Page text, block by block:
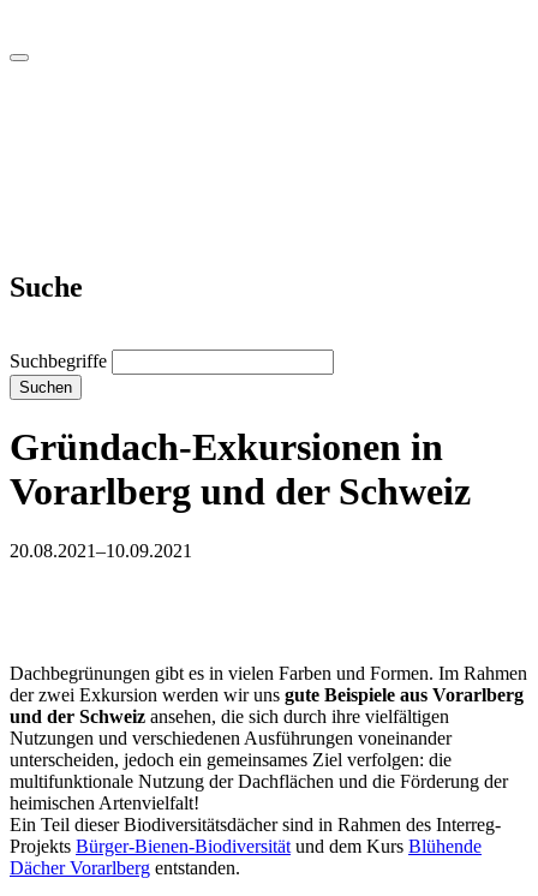
Suche
Suchbegriffe
Suchen
Gründach-Exkursionen in
Vorarlberg und der Schweiz
20.08.2021–10.09.2021
Dachbegrünungen gibt es in vielen Farben und Formen. Im Rahmen
der zwei Exkursion werden wir uns gute Beispiele aus Vorarlberg
und der Schweiz ansehen, die sich durch ihre vielfältigen
Nutzungen und verschiedenen Ausführungen voneinander
unterscheiden, jedoch ein gemeinsames Ziel verfolgen: die
multifunktionale Nutzung der Dachflächen und die Förderung der
heimischen Artenvielfalt!
Ein Teil dieser Biodiversitätsdächer sind in Rahmen des Interreg-
Projekts Bürger-Bienen-Biodiversität und dem Kurs Blühende
Dächer Vorarlberg entstanden.